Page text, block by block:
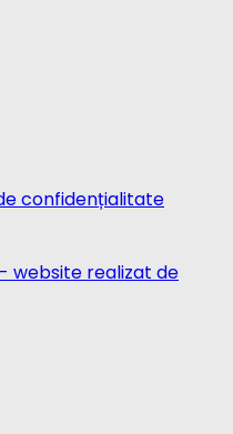
confidențialitate
- website realizat de